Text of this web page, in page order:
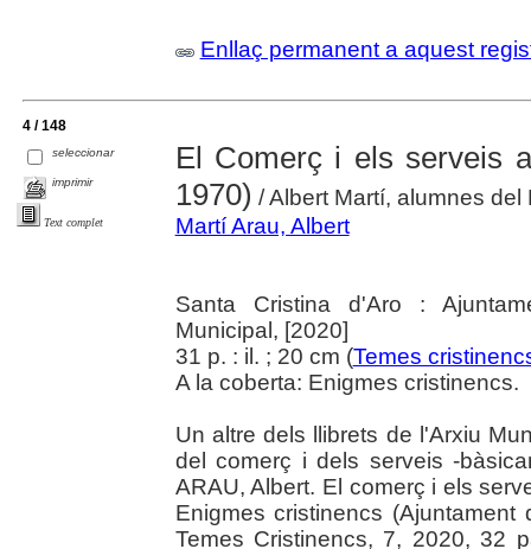
Enllaç permanent a aquest
4 / 148
seleccionar
imprimir
Text complet
El Comerç i els serveis
1970) / Albert Martí, alumnes
Martí Arau, Albert
Santa Cristina d'Aro :
Municipal, [2020]
31 p. : il. ; 20 cm (Temes
A la coberta: Enigmes cristinencs.
Un altre dels llibrets de l'Arxiu
del comerç i dels serveis -
ARAU, Albert. El comerç i els
Enigmes cristinencs
Temes Cristinencs, 7, 2020, 32